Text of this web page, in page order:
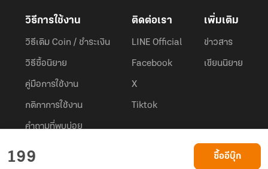
199 ซื้ออีบุ๊ก
วิธีการใช้งาน
วิธีเติม Coin / ชำระเงิน
วิธีซื้อนิยาย
คู่มือการใช้งาน
กติกาการใช้งาน
คำถามที่พบบ่อย
ติดต่อเรา
LINE Official
Facebook
X
Tiktok
เพิ่มเติม
ข่าวสาร
เขียนนิยาย
© 2026 Privacy Policy
Dek-D.com ใช้คุกกี้เพื่อพัฒนาประสบการณ์ของ ผู้ใช้ให้ดียิ่งขึ้น
เรียนรู้เพิ่มเติมที่นี่
ยอมรับ